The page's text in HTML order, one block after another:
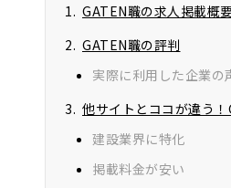
GATEN職の求人掲載概
GATEN職の評判
実際に利用した企業の
他サイトとココが違う
建設業界に特化
掲載料金が安い